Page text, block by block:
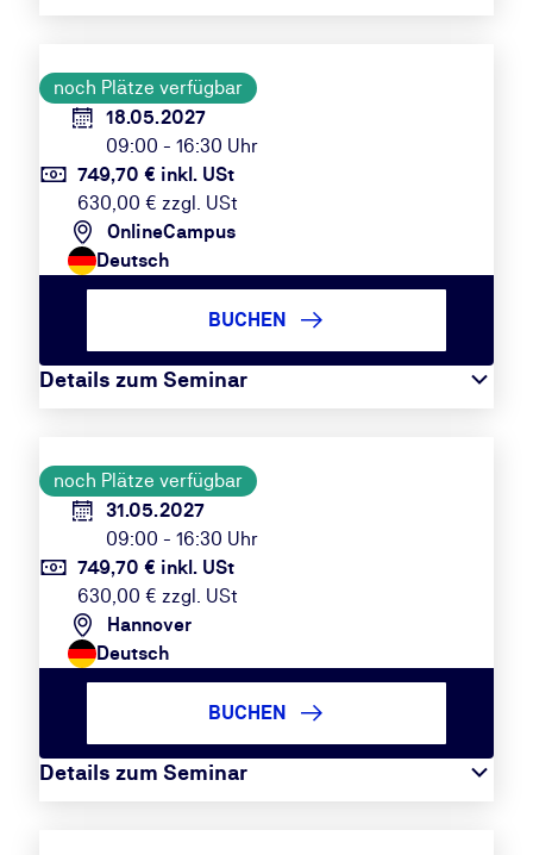
noch Plätze verfügbar
18.05.2027
09:00 - 16:30 Uhr
749,70 € inkl. USt
630,00 € zzgl. USt
OnlineCampus
Deutsch
Details zum Seminar
BUCHEN
noch Plätze verfügbar
31.05.2027
09:00 - 16:30 Uhr
749,70 € inkl. USt
630,00 € zzgl. USt
Hannover
Deutsch
Details zum Seminar
BUCHEN